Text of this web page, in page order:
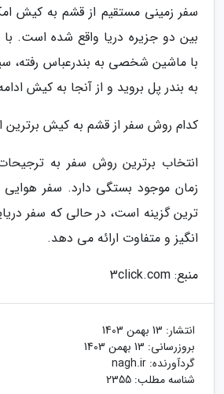
سفر زمینی مستقیم از قشم به کیش
بین دو جزیره دریا واقع شده است. با
با ماشین شخصی به بندرعباس رفته،
به بندر پل بروید و از آنجا به کیش
کدام روش سفر از قشم به کیش
انتخاب برترین روش سفر به
زمان موجود بستگی دارد. سفر
ترین گزینه است، در حالی که سفر
انگیز و متفاوت ارائه می دهد.
منبع: 3click.com
انتشار: 13 بهمن 1403
بروزرسانی: 13 بهمن 1403
گردآورنده: nagh.ir
شناسه مطلب: 2355